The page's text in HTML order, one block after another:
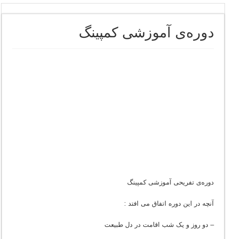
طرح بین‌المللی گذر از مرزها وارد مرحله اجرا شد
۶۸۱ میلیارد ریال تسهیلات برای توسعه گردشگری گلستان
دوره‌ی آموزشی کمپینگ
دوره‌ی تفریحی آموزشی کمپینگ
آنچه در این دوره اتفاق می افتد :
– دو روز و یک شب اقامت در دل طبیعت